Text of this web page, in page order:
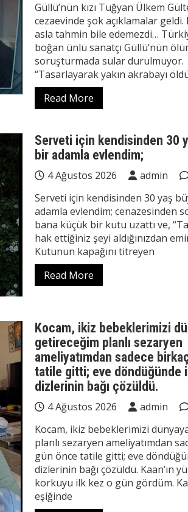
Güllü’nün kızı Tuğyan Ülkem
cezaevinde şok açıklamalar
asla tahmin bile edemezdi…
boğan ünlü sanatçı Güllü’nün
soruşturmada sular durulmuyor.
“Tasarlayarak yakın akrabayı
Read More
Serveti için kendisinden 30
bir adamla evlendim;
4 Ağustos 2026 admin
Serveti için kendisinden 30 yaş
adamla evlendim; cenazesinden
bana küçük bir kutu uzattı ve,
hak ettiğiniz şeyi aldığınızdan
Kutunun kapağını titreyen
Read More
Kocam, ikiz bebeklerimizi
getireceğim planlı sezaryen
ameliyatımdan sadece
tatile gitti; eve döndüğünde
dizlerinin bağı çözüldü.
4 Ağustos 2026 admin
Kocam, ikiz bebeklerimizi
planlı sezaryen ameliyatımdan
gün önce tatile gitti; eve
dizlerinin bağı çözüldü. Kaan’ın
korkuyu ilk kez o gün gördüm.
eşiğinde